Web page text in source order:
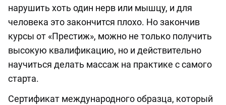
нарушить хоть один нерв или мышцу, и для
человека это закончится плохо. Но закончив
курсы от «Престиж», можно не только получить
высокую квалификацию, но и действительно
научиться делать массаж на практике с самого
старта.
Сертификат международного образца, который